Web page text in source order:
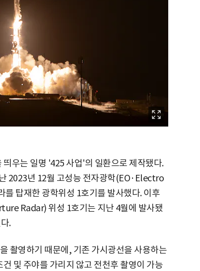
우는 일명 '425 사업'의 일환으로 제작됐다.
2023년 12월 고성능 전자광학(EO·Electro
탑재한 광학위성 1호기를 발사했다. 이후
Radar) 위성 1호기는 지난 4월에 발사됐
.
촬영하기 때문에, 기존 가시광선을 사용하는
및 주야를 가리지 않고 전천후 촬영이 가능